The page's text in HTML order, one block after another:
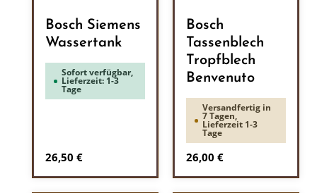
Bosch Siemens
Wassertank
Sofort verfügbar,
Lieferzeit: 1-3
Tage
Regulärer Preis:
26,50 €
Bosch
Tassenblech
Tropfblech
Benvenuto
Versandfertig in
7 Tagen,
Lieferzeit 1-3
Tage
Regulärer Preis:
26,00 €